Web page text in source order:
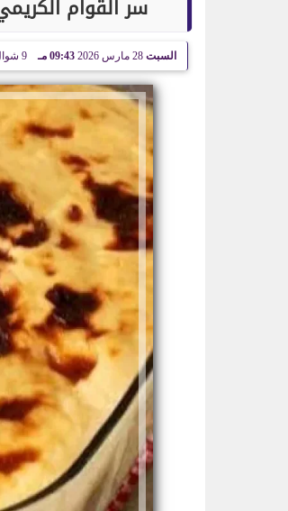
سر القوام
السبت 28 مارس 2026 09:43 مـ 9 شوال 1447